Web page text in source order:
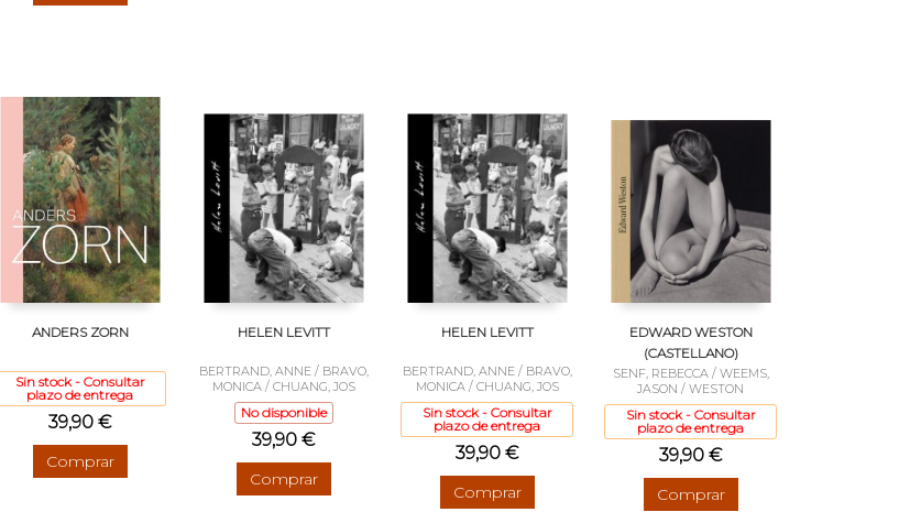
ANDERS ZORN
Sin stock - Consultar
plazo de entrega
39,90 €
Comprar
HELEN LEVITT
BERTRAND, ANNE / BRAVO,
MONICA / CHUANG, JOS
No disponible
39,90 €
Comprar
HELEN LEVITT
BERTRAND, ANNE / BRAVO,
MONICA / CHUANG, JOS
Sin stock - Consultar
plazo de entrega
39,90 €
Comprar
EDWARD WESTON
(CASTELLANO)
SENF, REBECCA / WEEMS,
JASON / WESTON
Sin stock - Consultar
plazo de entrega
39,90 €
Comprar